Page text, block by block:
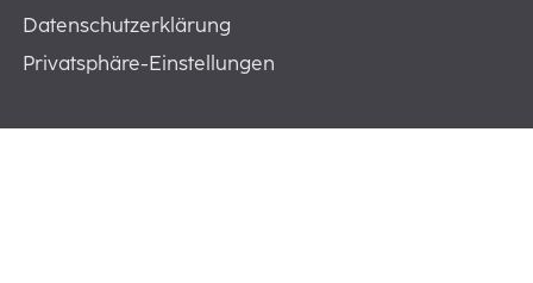
Datenschutzerklärung
Privatsphäre-Einstellungen